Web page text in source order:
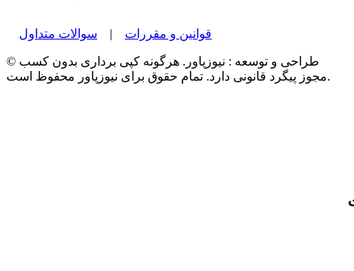
قوانین و مقررات | سوالات متداول
© طراحی و توسعه : نیوزپاور. هرگونه کپی برداری بدون کسب
مجوز پیگرد قانونی دارد. تمام حقوق برای نیوزپاور محفوظ است.